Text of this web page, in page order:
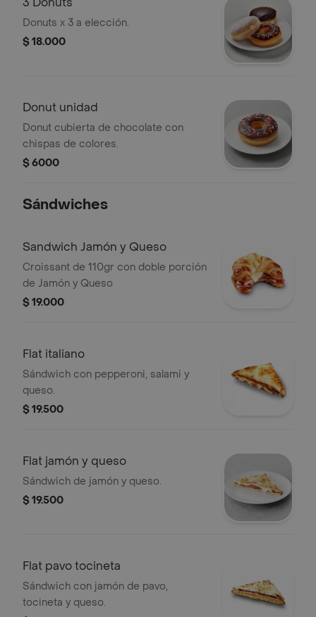
Donuts x 3 a elección.
$ 18.000
Donut unidad
Donut cubierta de chocolate con
chispas de colores.
$ 6000
Sándwiches
Sandwich Jamón y Queso
Croissant de 110gr con doble porción
de Jamón y Queso
$ 19.000
Flat italiano
Sándwich con pepperoni, salami y
queso.
$ 19.500
Flat jamón y queso
Sándwich de jamón y queso.
$ 19.500
Flat pavo tocineta
Sándwich con jamón de pavo,
tocineta y queso.